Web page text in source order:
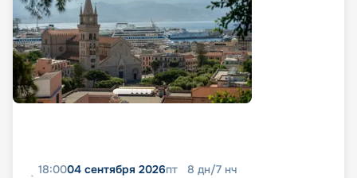
18:0004 сентября 2026пт 8 дн/7 нч